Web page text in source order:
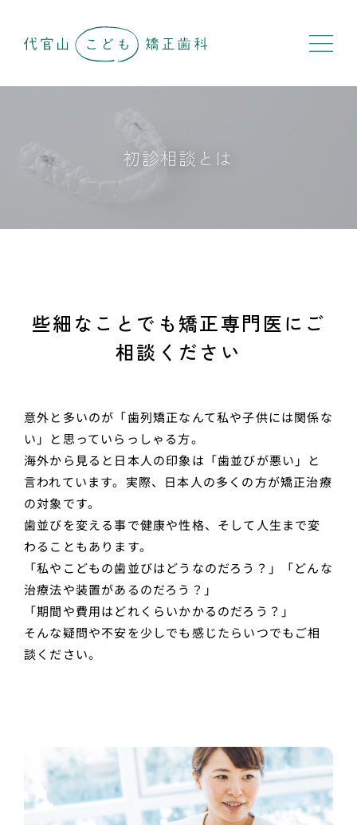
初診相談とは
些細なことでも矯正専門医にご
相談ください
意外と多いのが「歯列矯正なんて私や子供には関係な
い」と思っていらっしゃる方。
海外から見ると日本人の印象は「歯並びが悪い」と
言われています。実際、日本人の多くの方が矯正治療
の対象です。
歯並びを変える事で健康や性格、そして人生まで変
わることもあります。
「私やこどもの歯並びはどうなのだろう？」「どんな
治療法や装置があるのだろう？」
「期間や費用はどれくらいかかるのだろう？」
そんな疑問や不安を少しでも感じたらいつでもご相
談ください。